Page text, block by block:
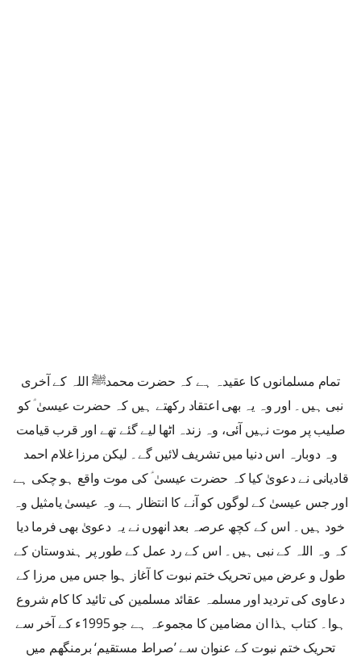
تمام مسلمانوں کا عقیدہ ہے کہ حضرت محمدﷺ اللہ کے آخری
نبی ہیں۔ اور وہ یہ بھی اعتقاد رکھتے ہیں کہ حضرت عیسیٰ ؑ کو
صلیب پر موت نہیں آئی، وہ زندہ اٹھا لیے گئے تھے اور قرب قیامت
وہ دوبارہ اس دنیا میں تشریف لائیں گے۔ لیکن مرزا غلام احمد
قادیانی نے دعویٰ کیا کہ حضرت عیسیٰ ؑ کی موت واقع ہو چکی ہے
اور جس عیسیٰ کے لوگوں کو آنے کا انتظار ہے وہ عیسیٰ یامثیل وہ
خود ہیں۔ اس کے کچھ عرصہ بعد انھوں نے یہ دعویٰ بھی فرما دیا
کہ وہ اللہ کے نبی ہیں۔ اس کے رد عمل کے طور پر ہندوستان کے
طول و عرض میں تحریک ختم نبوت کا آغاز ہوا جس میں مرزا کے
دعاوی کی تردید اور مسلمہ عقائد مسلمین کی تائید کا کام شروع
ہوا۔ کتاب ہذا ان مضامین کا مجموعہ ہے جو 1995ء کے آخر سے
تحریک ختم نبوت کے عنوان سے ’صراط مستقیم‘ برمنگھم میں